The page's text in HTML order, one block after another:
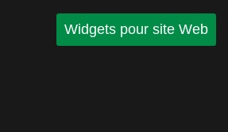
Widgets pour site Web